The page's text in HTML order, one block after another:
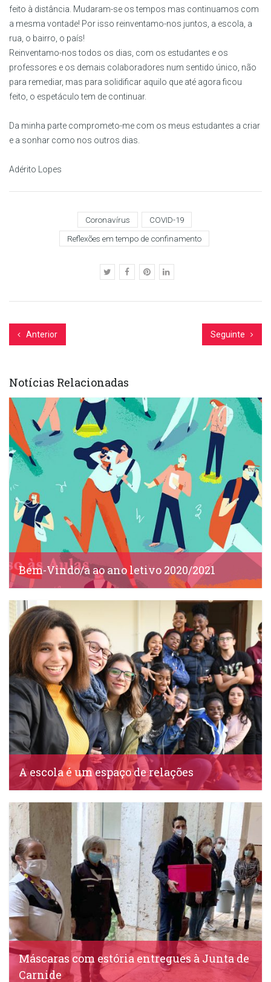
feito à distância. Mudaram-se os tempos mas continuamos com
a mesma vontade! Por isso reinventamo-nos juntos, a escola, a
rua, o bairro, o país!
Reinventamo-nos todos os dias, com os estudantes e os
professores e os demais colaboradores num sentido único, não
para remediar, mas para solidificar aquilo que até agora ficou
feito, o espetáculo tem de continuar.
Da minha parte comprometo-me com os meus estudantes a criar
e a sonhar como nos outros dias.
Adérito Lopes
Coronavírus
COVID-19
Reflexões em tempo de confinamento
Anterior Seguinte
Notícias Relacionadas
Bem-Vindo/a ao ano letivo 2020/2021
IDS, 14 Setembro, 2020
A escola é um espaço de relações
IDS, 23 Maio, 2020
Máscaras com estória entregues à Junta de
Carnide